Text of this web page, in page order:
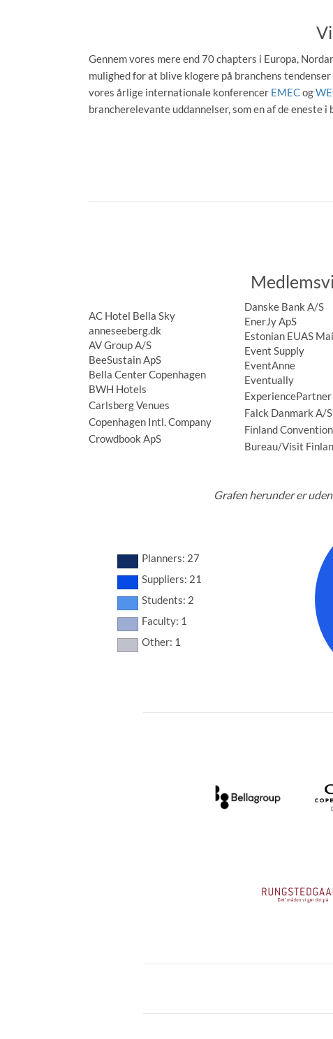
Gennem vores mere end 70 chapters i Europa,
mulighed for at blive klogere på branchens
vores årlige internationale konferencer EMECog
brancherelevante uddannelser, som en af de eneste i
AC Hotel Bella Sky
anneseeberg.dk
AV Group A/S
BeeSustain ApS
Bella Center Copenhagen
BWH Hotels
Carlsberg Venues
Copenhagen Intl. Company
Crowdbook ApS
Danske Bank A/S
EnerJy ApS
Estonian EUAS
Event Supply
EventAnne
Eventually
ExperiencePartner
Falck Danmark A/S
Finland Convention
Bureau/Visit
Grafen herunder er
Planners: 27
Suppliers: 21
Students: 2
Faculty: 1
Other: 1